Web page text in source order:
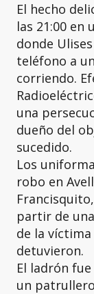
El hecho
las 21:00 en
donde
teléfono a
corriendo.
una
dueño del
sucedido.
Los
robo en
partir de
de la
detuvieron.
El ladrón
un